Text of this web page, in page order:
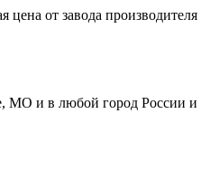
цена от завода производителя
МО и в любой город России и